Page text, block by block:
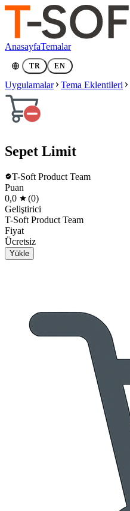
AnasayfaTemalar
TR EN
Uygulamalar Tema Eklentileri
Sepet Limit
T-Soft Product Team
Puan
0,0
(0)
Geliştirici
T-Soft Product Team
Fiyat
Ücretsiz
Yükle